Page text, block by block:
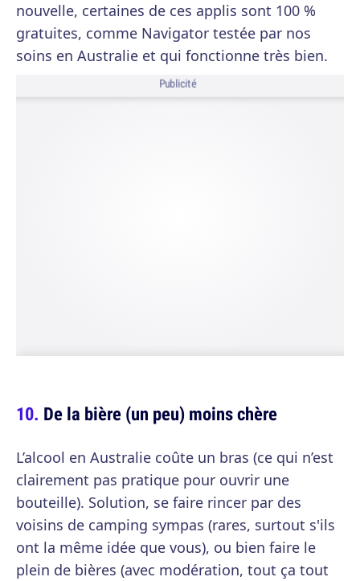
nouvelle, certaines de ces applis sont 100 %
gratuites, comme Navigator testée par nos
soins en Australie et qui fonctionne très bien.
Publicité
De la bière (un peu) moins chère
L’alcool en Australie coûte un bras (ce qui n’est
clairement pas pratique pour ouvrir une
bouteille). Solution, se faire rincer par des
voisins de camping sympas (rares, surtout s'ils
ont la même idée que vous), ou bien faire le
plein de bières (avec modération, tout ça tout